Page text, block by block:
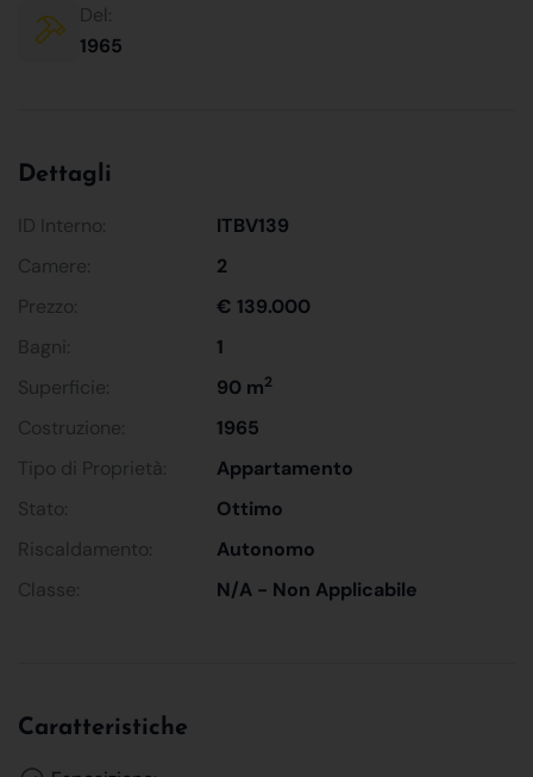
Del:
1965
Dettagli
ID Interno:
ITBV139
Camere:
2
Prezzo:
€ 139.000
Bagni:
1
Superficie:
90 m2
Costruzione:
1965
Tipo di Proprietà:
Appartamento
Stato:
Ottimo
Riscaldamento:
Autonomo
Classe:
N/A - Non Applicabile
Caratteristiche